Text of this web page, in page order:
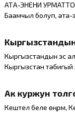
АТА-ЭНЕНИ
Баамчыл болуп, ата-
Кыргызстандын эс
Кыргызстан
Ак куржун
Кештелүү беле өңүрүм,